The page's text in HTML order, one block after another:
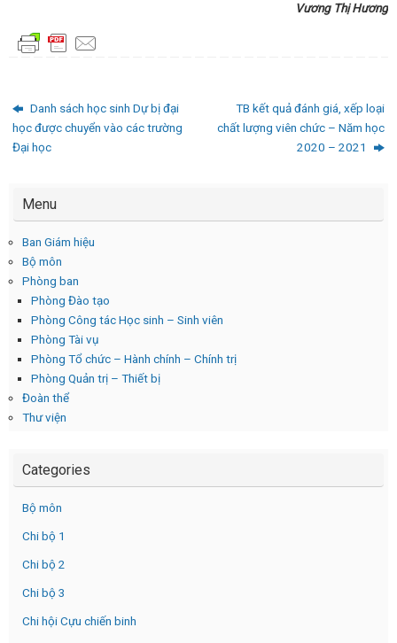
Vương Thị Hương
Danh sách học sinh Dự bị đại
học được chuyển vào các trường
Đại học
TB kết quả đánh giá, xếp loại
chất lượng viên chức – Năm học
2020 – 2021
Menu
Ban Giám hiệu
Bộ môn
Phòng ban
Phòng Đào tạo
Phòng Công tác Học sinh – Sinh viên
Phòng Tài vụ
Phòng Tổ chức – Hành chính – Chính trị
Phòng Quản trị – Thiết bị
Đoàn thể
Thư viện
Categories
Bộ môn
Chi bộ 1
Chi bộ 2
Chi bộ 3
Chi hội Cựu chiến binh